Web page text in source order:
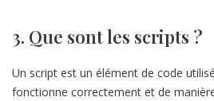
3. Que sont les scripts ?
Un script est un élément de code
fonctionne correctement et de